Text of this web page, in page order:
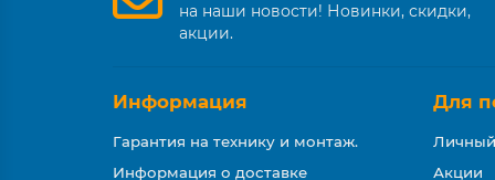
на наши новости! Новинки, скидки,
акции.
Информация
Гарантия на технику и монтаж.
Информация о доставке
Для
Акции